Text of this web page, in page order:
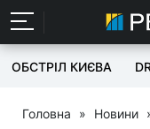
ОБСТРІЛ КИЄВА
Головна » Новини